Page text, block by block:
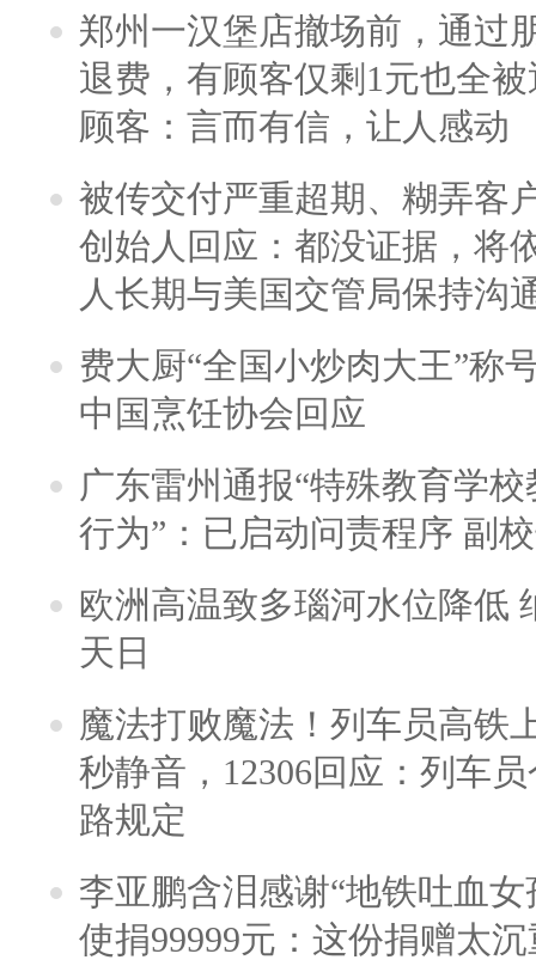
郑州一汉堡店撤场前，通过
退费，有顾客仅剩1元也全
顾客：言而有信，让人感动
被传交付严重超期、糊弄客
创始人回应：都没证据，将
人长期与美国交管局保持沟
费大厨“全国小炒肉大王”称
中国烹饪协会回应
广东雷州通报“特殊教育学
行为”：已启动问责程序 副
欧洲高温致多瑙河水位降低
天日
魔法打败魔法！列车员高铁
秒静音，12306回应：列车
路规定
李亚鹏含泪感谢“地铁吐血
使捐99999元：这份捐赠太